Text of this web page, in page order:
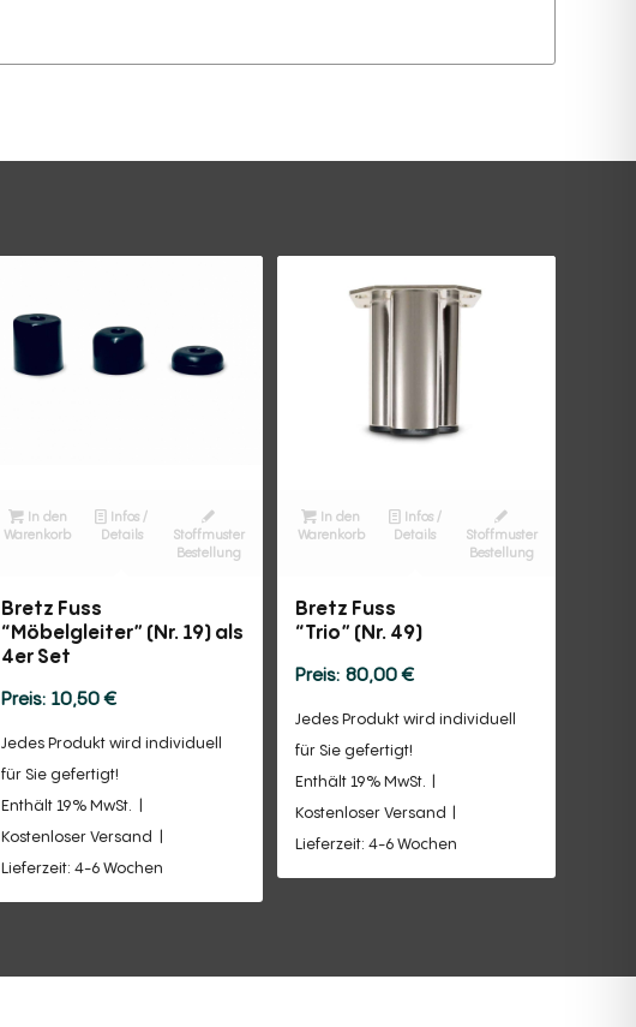
In den
Warenkorb
Infos /
Details
Stoffmuster
Bestellung
Bretz Fuss
“Möbelgleiter” (Nr. 19) als
4er Set
10,50€
Jedes Produkt wird individuell
für Sie gefertigt!
Enthält 19% MwSt.
Kostenloser Versand
Lieferzeit: 4-6 Wochen
In den
Warenkorb
Infos /
Details
Stoffmuster
Bestellung
Bretz Fuss
“Trio” (Nr. 49)
80,00€
Jedes Produkt wird individuell
für Sie gefertigt!
Enthält 19% MwSt.
Kostenloser Versand
Lieferzeit: 4-6 Wochen